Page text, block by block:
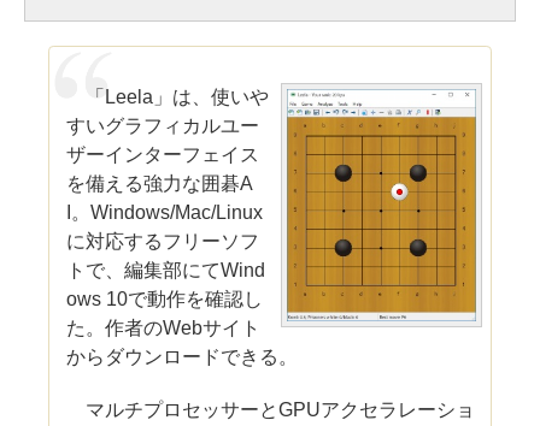
「Leela」は、使いや
すいグラフィカルユー
ザーインターフェイス
を備える強力な囲碁A
I。Windows/Mac/Linux
に対応するフリーソフ
トで、編集部にてWind
ows 10で動作を確認し
た。作者のWebサイト
からダウンロードできる。
マルチプロセッサーとGPUアクセラレーショ